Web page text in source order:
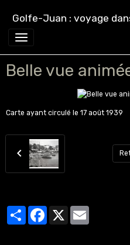
Golfe-Juan : voyage
Belle vue
Carte ayant circulé le 17 août 1939
PartagerFacebook
X